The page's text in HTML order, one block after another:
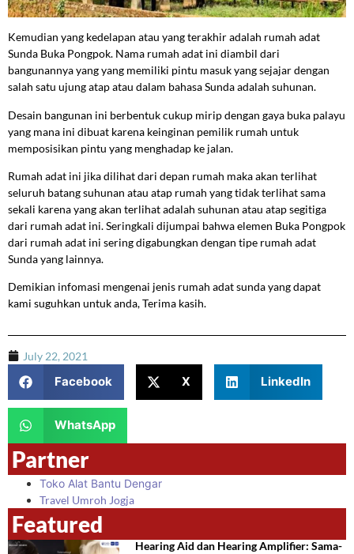
Kemudian yang kedelapan atau yang terakhir adalah rumah adat
Sunda Buka Pongpok. Nama rumah adat ini diambil dari
bangunannya yang yang memiliki pintu masuk yang sejajar dengan
salah satu ujung atap atau dalam bahasa Sunda adalah suhunan.
Desain bangunan ini berbentuk cukup mirip dengan gaya buka palayu
yang mana ini dibuat karena keinginan pemilik rumah untuk
memposisikan pintu yang menghadap ke jalan.
Rumah adat ini jika dilihat dari depan rumah maka akan terlihat
seluruh batang suhunan atau atap rumah yang tidak terlihat sama
sekali karena yang akan terlihat adalah suhunan atau atap segitiga
dari rumah adat ini. Seringkali dijumpai bahwa elemen Buka Pongpok
dari rumah adat ini sering digabungkan dengan tipe rumah adat
Sunda yang lainnya.
Demikian infomasi mengenai jenis rumah adat sunda yang dapat
kami suguhkan untuk anda, Terima kasih.
July 22, 2021
Facebook X LinkedIn
WhatsApp
Partner
Toko Alat Bantu Dengar
Travel Umroh Jogja
Featured
Hearing Aid dan Hearing Amplifier: Sama-